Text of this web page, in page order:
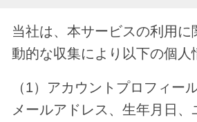
当社は、本サービスの利用
動的な収集により以下の個
（1）アカウントプロフィー
メールアドレス、生年月日